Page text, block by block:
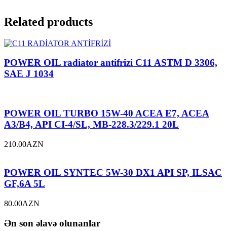
Related products
POWER OIL radiator antifrizi C11 ASTM D 3306,
SAE J 1034
POWER OIL TURBO 15W-40 ACEA E7, ACEA
A3/B4, API CI-4/SL, MB-228.3/229.1 20L
210.00AZN
POWER OIL SYNTEC 5W-30 DX1 API SP, ILSAC
GF,6A 5L
80.00AZN
Ən son əlavə olunanlar